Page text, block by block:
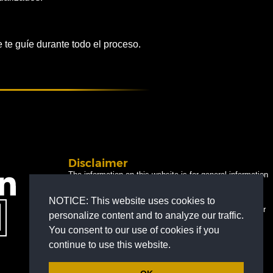
NOTICE: This website uses cookies to
personalize content and to analyze our traffic.
You consent to our use of cookies if you
continue to use this website.
guíe durante todo el proceso.
Disclaimer
The information on this website is for general information
legal advice for any individual case or situation.
This information is not intended to create, and receipt or
viewing does not constitute, an attorney-client
relationship.
© 2026 All Rights Reserved.